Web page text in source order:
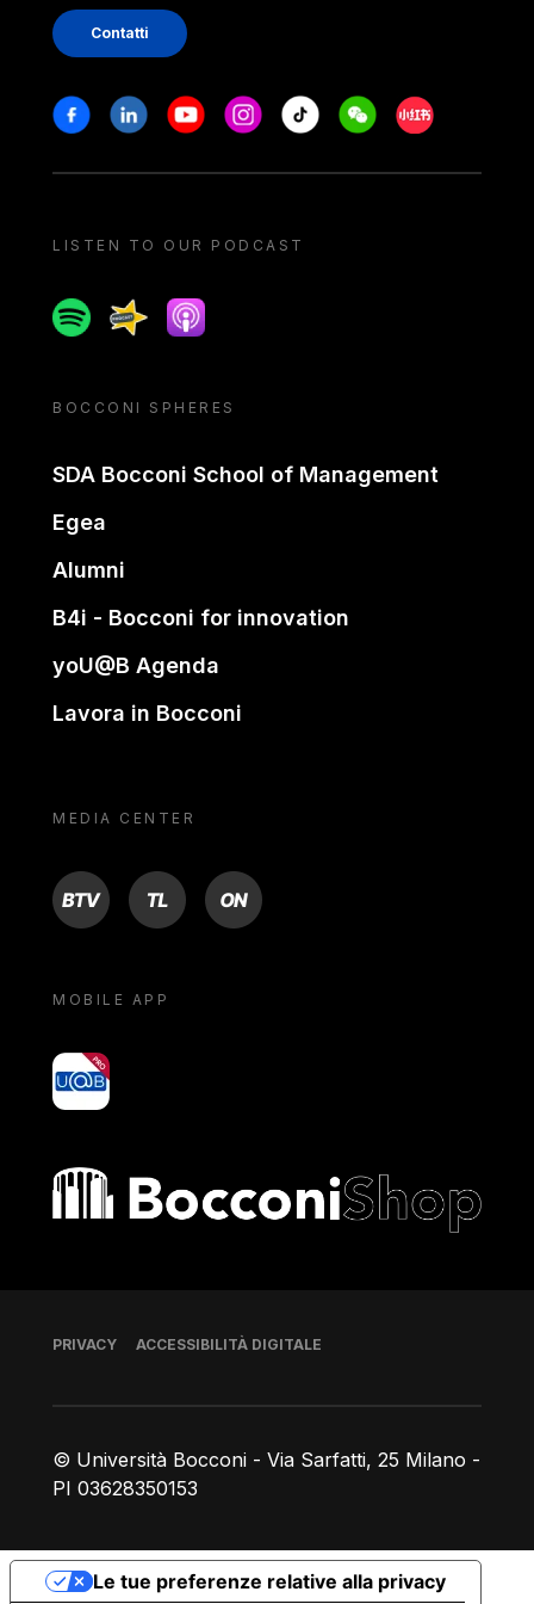
Contatti
Stay in touch
FacebookLinkedinYoutubeInstagram
Tiktok WeechatXiaohongshu/
LISTEN TO OUR PODCAST
SpotifySpreakerApple podcast
BOCCONI SPHERES
SDA Bocconi School of Management
Egea
Alumni
B4i - Bocconi for innovation
yoU@B Agenda
Lavora in Bocconi
MEDIA CENTER
BTV TL ON
MOBILE APP
yoU@B
Bocconi shop
© Università Bocconi - Via Sarfatti, 25 Milano -
PI 03628350153
Piè di pagina
PRIVACY ACCESSIBILITÀ DIGITALE
Le tue preferenze relative alla privacy